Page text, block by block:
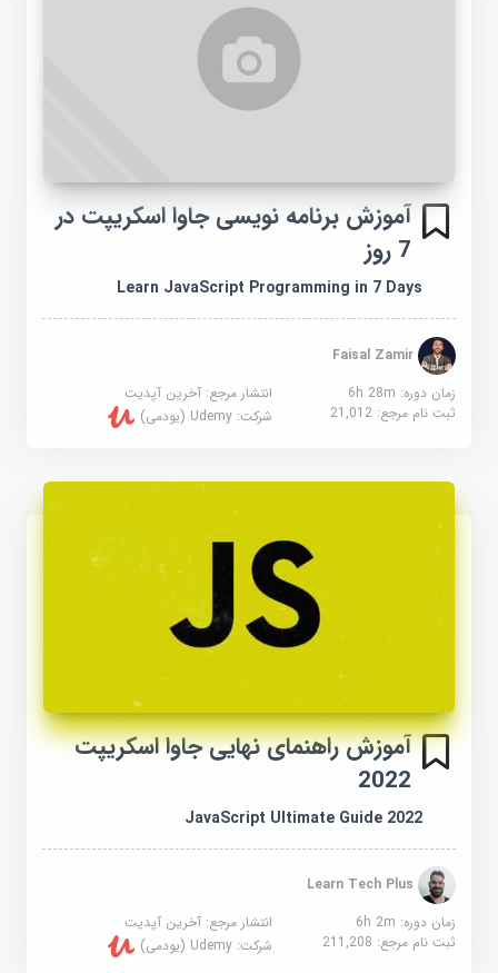
آموزش برنامه نویسی جاوا اسکریپت در
7 روز
Learn JavaScript Programming in 7 Days
Faisal Zamir
زمان دوره: 6h 28m
انتشار مرجع:آخرین آپدیت
ثبت نام مرجع:21,012 شرکت:Udemy (یودمی)
آموزش راهنمای نهایی جاوا اسکریپت
2022
JavaScript Ultimate Guide 2022
Learn Tech Plus
زمان دوره: 6h 2m
انتشار مرجع:آخرین آپدیت
ثبت نام مرجع:211,208 شرکت:Udemy (یودمی)